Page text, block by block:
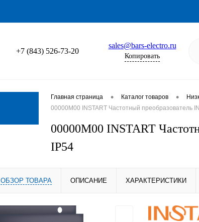
+7 (843) 526-73-20
sales@bars-electro.ru
Копировать
Главная страница • Каталог товаров •
00000M00 INSTART Частотный преобразователь
00000M00 INSTART
IP54
ОБЗОР ТОВАРА ОПИСАНИЕ ХАРАКТЕРИСТИКИ